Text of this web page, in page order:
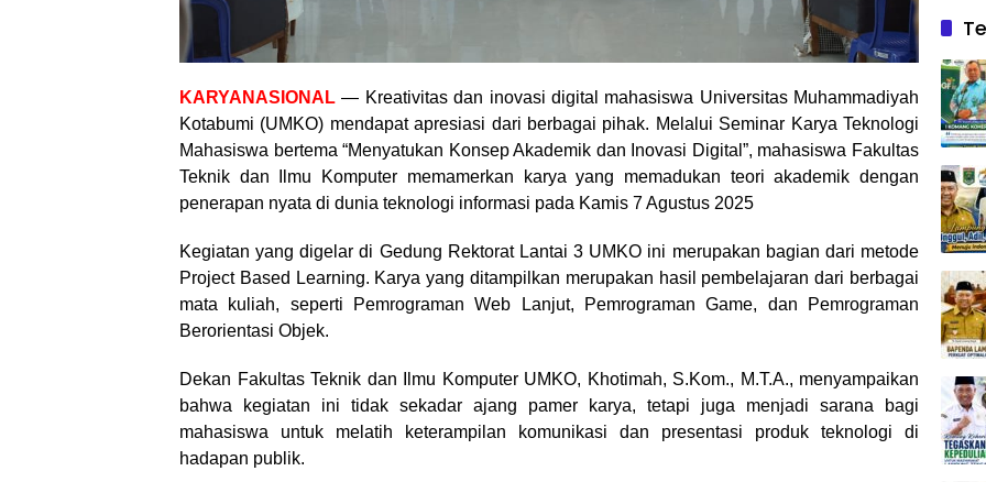
KARYANASIONAL — Kreativitas dan inovasi digital mahasiswa Universitas Muhammadiyah
Kotabumi (UMKO) mendapat apresiasi dari berbagai pihak. Melalui Seminar Karya Teknologi
Mahasiswa bertema “Menyatukan Konsep Akademik dan Inovasi Digital”, mahasiswa Fakultas
Teknik dan Ilmu Komputer memamerkan karya yang memadukan teori akademik dengan
penerapan nyata di dunia teknologi informasi pada Kamis 7 Agustus 2025
Kegiatan yang digelar di Gedung Rektorat Lantai 3 UMKO ini merupakan bagian dari metode
Project Based Learning. Karya yang ditampilkan merupakan hasil pembelajaran dari berbagai
mata kuliah, seperti Pemrograman Web Lanjut, Pemrograman Game, dan Pemrograman
Berorientasi Objek.
Dekan Fakultas Teknik dan Ilmu Komputer UMKO, Khotimah, S.Kom., M.T.A., menyampaikan
bahwa kegiatan ini tidak sekadar ajang pamer karya, tetapi juga menjadi sarana bagi
mahasiswa untuk melatih keterampilan komunikasi dan presentasi produk teknologi di
hadapan publik.